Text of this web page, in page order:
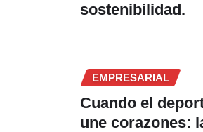
sostenibilidad.
EMPRESARIAL
Cuando el
une corazones: